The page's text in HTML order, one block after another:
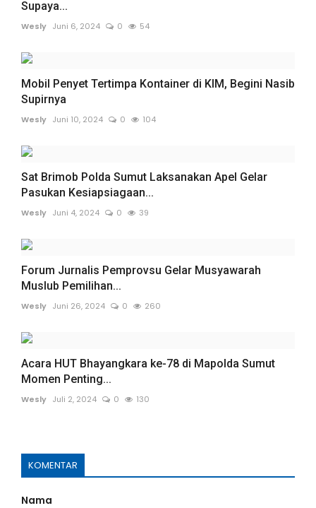
Supaya...
Wesly Juni 6, 2024 0 54
Mobil Penyet Tertimpa Kontainer di KIM, Begini Nasib
Supirnya
Wesly Juni 10, 2024 0 104
Sat Brimob Polda Sumut Laksanakan Apel Gelar
Pasukan Kesiapsiagaan...
Wesly Juni 4, 2024 0 39
Forum Jurnalis Pemprovsu Gelar Musyawarah
Muslub Pemilihan...
Wesly Juni 26, 2024 0 260
Acara HUT Bhayangkara ke-78 di Mapolda Sumut
Momen Penting...
Wesly Juli 2, 2024 0 130
KOMENTAR
Nama